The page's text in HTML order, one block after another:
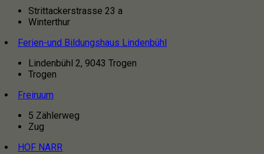
Strittackerstrasse 23 a
Winterthur
Ferien-und Bildungshaus Lindenbühl
Lindenbühl 2, 9043 Trogen
Trogen
Freiruum
5 Zählerweg
Zug
HOF NARR